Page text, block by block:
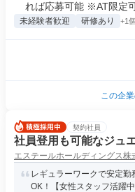
れば応募可能 ※AT限定可
未経験者歓迎 研修あり +1個
この企
契約社員
社員登用も可能なジュ
エステールホールディングス株
レギュラーワークで安定
OK！【女性スタッフ活躍中